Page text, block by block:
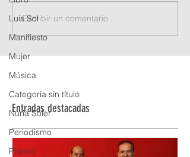
Luis Sol
Manifiesto
Mujer
Música
Categoría sin título
Nuria Soler
Periodismo
Premio
Escribir un comentario...
Entradas destacadas